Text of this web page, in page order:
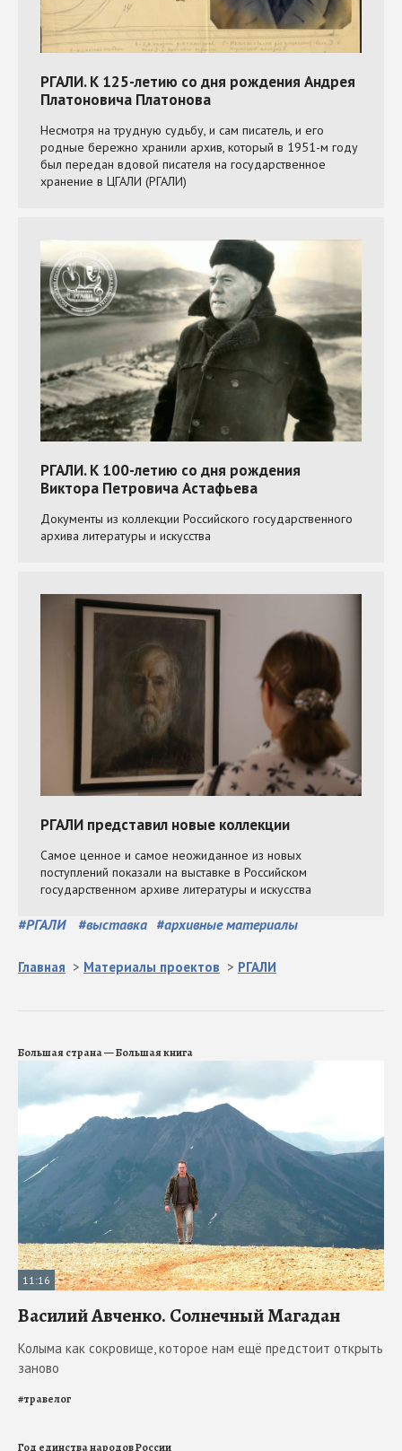
#РГАЛИ #выставка #архивные материалы
Главная > Материалы проектов > РГАЛИ
Большая страна — Большая книга
11:16
Василий Авченко. Солнечный Магадан
Колыма как сокровище, которое нам ещё предстоит открыть
заново
#травелог
Год единства народов России